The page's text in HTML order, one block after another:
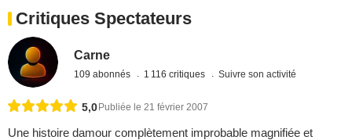
Critiques Spectateurs
Carne
109 abonnés 1 116 critiques Suivre son activité
5,0Publiée le 21 février 2007
Une histoire damour complètement improbable magnifiée et